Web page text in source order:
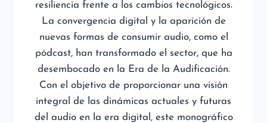
resiliencia frente a los cambios tecnológicos.
La convergencia digital y la aparición de
nuevas formas de consumir audio, como el
pódcast, han transformado el sector, que ha
desembocado en la Era de la Audificación.
Con el objetivo de proporcionar una visión
integral de las dinámicas actuales y futuras
del audio en la era digital, este monográfico